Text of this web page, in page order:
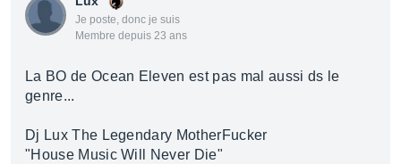
Je poste, donc je suis
Membre depuis 23 ans
La BO de Ocean Eleven est pas mal aussi ds le
genre...
Dj Lux The Legendary MotherFucker
"House Music Will Never Die"